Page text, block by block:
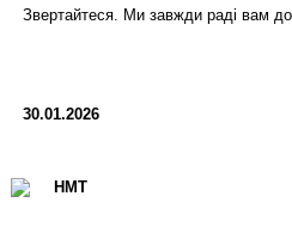
Звертайтеся. Ми завжди раді вам
30.01.2026